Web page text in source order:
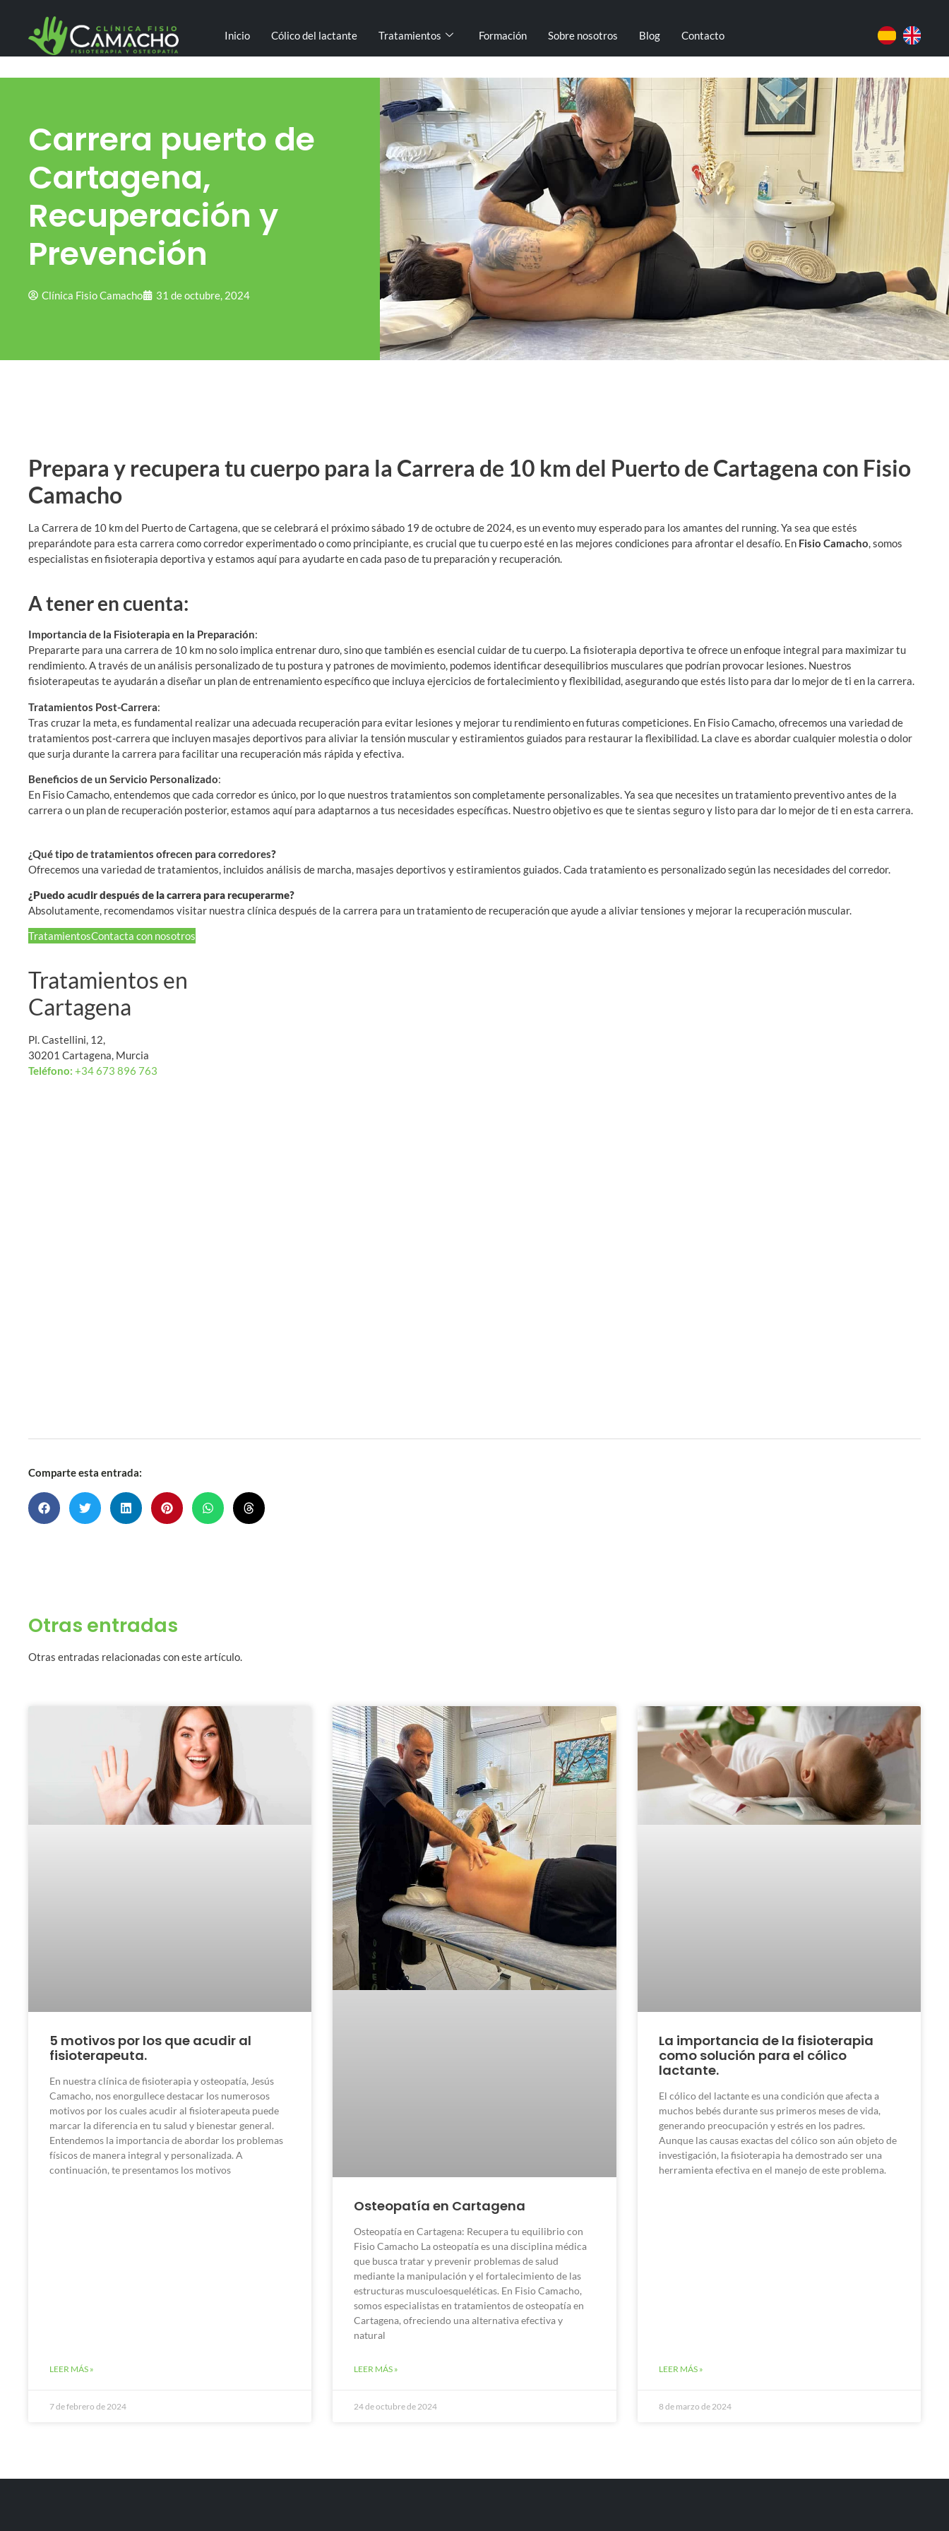
Inicio Cólico del lactante Tratamientos Formación Sobre nosotros Blog Contacto
Carrera puerto de
Cartagena,
Recuperación y
Prevención
Clínica Fisio Camacho 31 de octubre, 2024
Prepara y recupera tu cuerpo para la Carrera de 10 km del Puerto de Cartagena con Fisio
Camacho
La Carrera de 10 km del Puerto de Cartagena, que se celebrará el próximo sábado 19 de octubre de 2024, es un evento muy esperado para los amantes del running. Ya sea que estés
preparándote para esta carrera como corredor experimentado o como principiante, es crucial que tu cuerpo esté en las mejores condiciones para afrontar el desafío. En Fisio Camacho, somos
especialistas en fisioterapia deportiva y estamos aquí para ayudarte en cada paso de tu preparación y recuperación.
A tener en cuenta:
Importancia de la Fisioterapia en la Preparación:
Prepararte para una carrera de 10 km no solo implica entrenar duro, sino que también es esencial cuidar de tu cuerpo. La fisioterapia deportiva te ofrece un enfoque integral para maximizar tu
rendimiento. A través de un análisis personalizado de tu postura y patrones de movimiento, podemos identificar desequilibrios musculares que podrían provocar lesiones. Nuestros
fisioterapeutas te ayudarán a diseñar un plan de entrenamiento específico que incluya ejercicios de fortalecimiento y flexibilidad, asegurando que estés listo para dar lo mejor de ti en la carrera.
Tratamientos Post-Carrera:
Tras cruzar la meta, es fundamental realizar una adecuada recuperación para evitar lesiones y mejorar tu rendimiento en futuras competiciones. En Fisio Camacho, ofrecemos una variedad de
tratamientos post-carrera que incluyen masajes deportivos para aliviar la tensión muscular y estiramientos guiados para restaurar la flexibilidad. La clave es abordar cualquier molestia o dolor
que surja durante la carrera para facilitar una recuperación más rápida y efectiva.
Beneficios de un Servicio Personalizado:
En Fisio Camacho, entendemos que cada corredor es único, por lo que nuestros tratamientos son completamente personalizables. Ya sea que necesites un tratamiento preventivo antes de la
carrera o un plan de recuperación posterior, estamos aquí para adaptarnos a tus necesidades específicas. Nuestro objetivo es que te sientas seguro y listo para dar lo mejor de ti en esta carrera.
¿Qué tipo de tratamientos ofrecen para corredores?
Ofrecemos una variedad de tratamientos, incluidos análisis de marcha, masajes deportivos y estiramientos guiados. Cada tratamiento es personalizado según las necesidades del corredor.
¿Puedo acudir después de la carrera para recuperarme?
Absolutamente, recomendamos visitar nuestra clínica después de la carrera para un tratamiento de recuperación que ayude a aliviar tensiones y mejorar la recuperación muscular.
TratamientosContacta con nosotros
Tratamientos en
Cartagena
Pl. Castellini, 12,
30201 Cartagena, Murcia
Teléfono: +34 673 896 763
Comparte esta entrada:
Otras entradas
Otras entradas relacionadas con este artículo.
5 motivos por los que acudir al
fisioterapeuta.
En nuestra clínica de fisioterapia y osteopatía, Jesús
Camacho, nos enorgullece destacar los numerosos
motivos por los cuales acudir al fisioterapeuta puede
marcar la diferencia en tu salud y bienestar general.
Entendemos la importancia de abordar los problemas
físicos de manera integral y personalizada. A
continuación, te presentamos los motivos
LEER MÁS »
7 de febrero de 2024
Osteopatía en Cartagena
Osteopatía en Cartagena: Recupera tu equilibrio con
Fisio Camacho La osteopatía es una disciplina médica
que busca tratar y prevenir problemas de salud
mediante la manipulación y el fortalecimiento de las
estructuras musculoesqueléticas. En Fisio Camacho,
somos especialistas en tratamientos de osteopatía en
Cartagena, ofreciendo una alternativa efectiva y
natural
LEER MÁS »
24 de octubre de 2024
La importancia de la fisioterapia
como solución para el cólico
lactante.
El cólico del lactante es una condición que afecta a
muchos bebés durante sus primeros meses de vida,
generando preocupación y estrés en los padres.
Aunque las causas exactas del cólico son aún objeto de
investigación, la fisioterapia ha demostrado ser una
herramienta efectiva en el manejo de este problema.
LEER MÁS »
8 de marzo de 2024